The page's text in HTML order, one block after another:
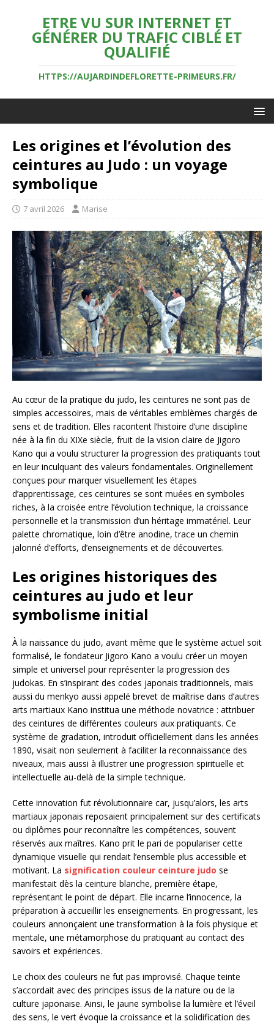
ETRE VU SUR INTERNET ET
GÉNÉRER DU TRAFIC CIBLÉ ET
QUALIFIÉ
HTTPS://AUJARDINDEFLORETTE-PRIMEURS.FR/
Les origines et l’évolution des
ceintures au Judo : un voyage
symbolique
7 avril 2026 Marise
Au cœur de la pratique du judo, les ceintures ne sont pas de
simples accessoires, mais de véritables emblèmes chargés de
sens et de tradition. Elles racontent l’histoire d’une discipline
née à la fin du XIXe siècle, fruit de la vision claire de Jigoro
Kano qui a voulu structurer la progression des pratiquants tout
en leur inculquant des valeurs fondamentales. Originellement
conçues pour marquer visuellement les étapes
d’apprentissage, ces ceintures se sont muées en symboles
riches, à la croisée entre l’évolution technique, la croissance
personnelle et la transmission d’un héritage immatériel. Leur
palette chromatique, loin d’être anodine, trace un chemin
jalonné d’efforts, d’enseignements et de découvertes.
Les origines historiques des
ceintures au judo et leur
symbolisme initial
À la naissance du judo, avant même que le système actuel soit
formalisé, le fondateur Jigoro Kano a voulu créer un moyen
simple et universel pour représenter la progression des
judokas. En s’inspirant des codes japonais traditionnels, mais
aussi du menkyo aussi appelé brevet de maîtrise dans d’autres
arts martiaux Kano institua une méthode novatrice : attribuer
des ceintures de différentes couleurs aux pratiquants. Ce
système de gradation, introduit officiellement dans les années
1890, visait non seulement à faciliter la reconnaissance des
niveaux, mais aussi à illustrer une progression spirituelle et
intellectuelle au-delà de la simple technique.
Cette innovation fut révolutionnaire car, jusqu’alors, les arts
martiaux japonais reposaient principalement sur des certificats
ou diplômes pour reconnaître les compétences, souvent
réservés aux maîtres. Kano prit le pari de populariser cette
dynamique visuelle qui rendait l’ensemble plus accessible et
motivant. La signification couleur ceinture judo se
manifestait dès la ceinture blanche, première étape,
représentant le point de départ. Elle incarne l’innocence, la
préparation à accueillir les enseignements. En progressant, les
couleurs annonçaient une transformation à la fois physique et
mentale, une métamorphose du pratiquant au contact des
savoirs et expériences.
Le choix des couleurs ne fut pas improvisé. Chaque teinte
s’accordait avec des principes issus de la nature ou de la
culture japonaise. Ainsi, le jaune symbolise la lumière et l’éveil
des sens, le vert évoque la croissance et la solidification des